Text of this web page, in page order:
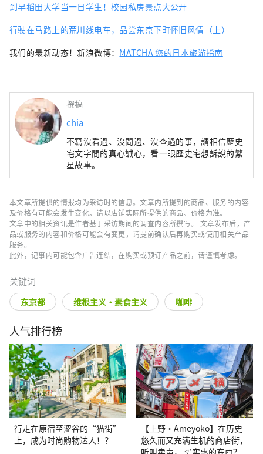
到早稻田大学当一日学生！校园私房景点大公开
行驶在马路上的荒川线电车，品尝东京下町怀旧风情（上）
我们的最新动态！新浪微博： MATCHA 您的日本旅游指南
撰稿
chia
不寫沒看過、沒問過、沒查過的事，請相信歷史
宅文字間的真心誠心，看一眼歷史宅想訴說的繁
星故事。
本文章所提供的情报均为采访时的信息。文章内所提到的商品、服务的内容
及价格有可能会发生变化。请以店铺实际所提供的商品、价格为准。
文章中的相关资讯是作者基于采访期间的调查内容所撰写。 文章发布后，产
品或服务的内容和价格可能会有变更，请提前确认后再购买或使用相关产品
服务。
此外，记事内可能包含广告连结，在购买或预订产品之前，请谨慎考虑。
关键词
东京都 维根主义・素食主义 咖啡
人气排行榜
行走在原宿至涩谷的“猫街”
上，成为时尚购物达人！？
【上野·Ameyoko】在历史
悠久而又充满生机的商店街，
听叫卖声， 买实惠的东西？